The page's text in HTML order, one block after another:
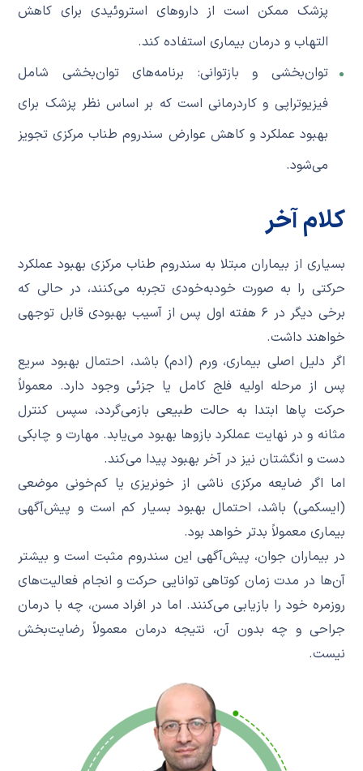
پزشک ممکن است از داروهای استروئیدی برای کاهش
التهاب و درمان بیماری استفاده کند.
توان‌بخشی و بازتوانی: برنامه‌های توان‌بخشی شامل
فیزیوتراپی و کاردرمانی است که بر اساس نظر پزشک برای
بهبود عملکرد و کاهش عوارض سندروم طناب مرکزی تجویز
می‌شود.
کلام آخر
بسیاری از بیماران مبتلا به سندروم طناب مرکزی بهبود عملکرد
حرکتی را به صورت خودبه‌خودی تجربه می‌کنند، در حالی که
برخی دیگر در ۶ هفته اول پس از آسیب بهبودی قابل توجهی
خواهند داشت.
اگر دلیل اصلی بیماری، ورم (ادم) باشد، احتمال بهبود سریع
پس از مرحله اولیه فلج کامل یا جزئی وجود دارد. معمولاً
حرکت پاها ابتدا به حالت طبیعی بازمی‌گردد، سپس کنترل
مثانه و در نهایت عملکرد بازوها بهبود می‌یابد. مهارت و چابکی
دست و انگشتان نیز در آخر بهبود پیدا می‌کند.
اما اگر ضایعه مرکزی ناشی از خونریزی یا کم‌خونی موضعی
(ایسکمی) باشد، احتمال بهبود بسیار کم است و پیش‌آگهی
بیماری معمولاً بدتر خواهد بود.
در بیماران جوان، پیش‌آگهی این سندروم مثبت است و بیشتر
آن‌ها در مدت زمان کوتاهی توانایی حرکت و انجام فعالیت‌های
روزمره خود را بازیابی می‌کنند. اما در افراد مسن، چه با درمان
جراحی و چه بدون آن، نتیجه درمان معمولاً رضایت‌بخش
نیست.